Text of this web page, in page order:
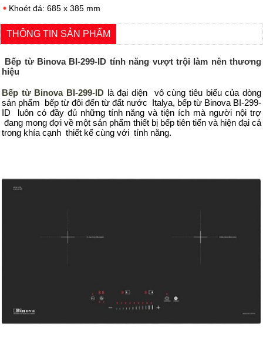
Khoét đá: 685 x 385 mm
THÔNG TIN SẢN PHẨM
Bếp từ Binova BI-299-ID tính năng vượt trội làm nên thương
hiệu
Bếp từ Binova BI-299-ID là đại diện vô cùng tiêu biểu của dòng
sản phẩm bếp từ đôi đến từ đất nước Italya, bếp từ Binova BI-299-
ID luôn có đầy đủ những tính năng và tiện ích mà người nội trợ
đang mong đợi về một sản phẩm thiết bị bếp tiên tiến và hiện đại cả
trong khía cạnh thiết kế cùng với tính năng.